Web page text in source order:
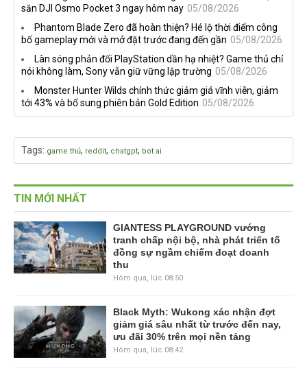
săn DJI Osmo Pocket 3 ngay hôm nay 05/08/2026
Phantom Blade Zero đã hoàn thiện? Hé lộ thời điểm công
bố gameplay mới và mở đặt trước đang đến gần 05/08/2026
Làn sóng phản đối PlayStation dần hạ nhiệt? Game thủ chỉ
nói không làm, Sony vẫn giữ vững lập trường 05/08/2026
Monster Hunter Wilds chính thức giảm giá vĩnh viễn, giảm
tới 43% và bổ sung phiên bản Gold Edition 05/08/2026
Tags: game thủ, reddit, chatgpt, bot ai
TIN MỚI NHẤT
GIANTESS PLAYGROUND vướng
tranh chấp nội bộ, nhà phát triển tố
đồng sự ngầm chiếm đoạt doanh
thu
Hôm qua, lúc 08:50
Black Myth: Wukong xác nhận đợt
giảm giá sâu nhất từ trước đến nay,
ưu đãi 30% trên mọi nền tảng
Hôm qua, lúc 08:42